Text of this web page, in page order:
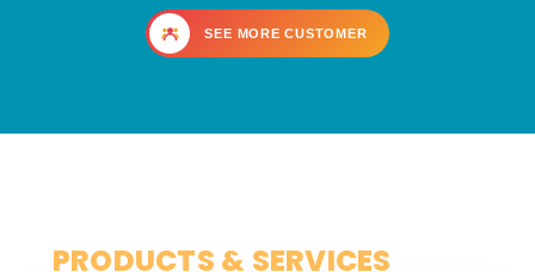
SEE MORE CUSTOMER
PRODUCTS & SERVICES